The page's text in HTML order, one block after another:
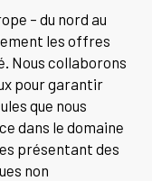
– du nord au
les offres
Nous collaborons
pour garantir
que nous
dans le domaine
présentant des
non